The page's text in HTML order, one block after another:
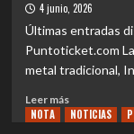
4 junio, 2026
Últimas entradas
Puntoticket.com
metal tradicional,
Leer másLeer
más
NOTA NOTICIAS